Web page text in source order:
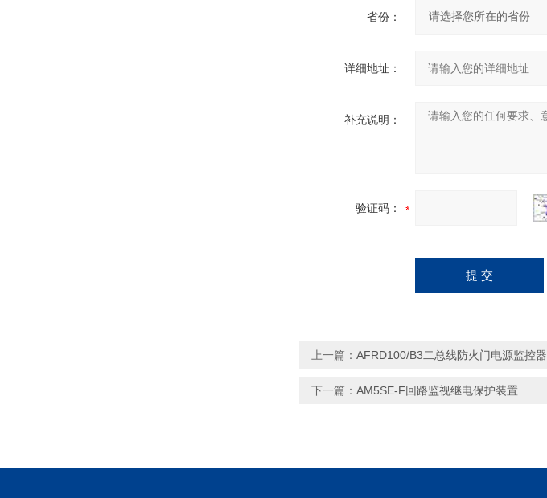
省份：
详细地址：
补充说明：
验证码：
上一篇： AFRD100/B3二总线防火门电源监控器
下一篇： AM5SE-F回路监视继电保护装置